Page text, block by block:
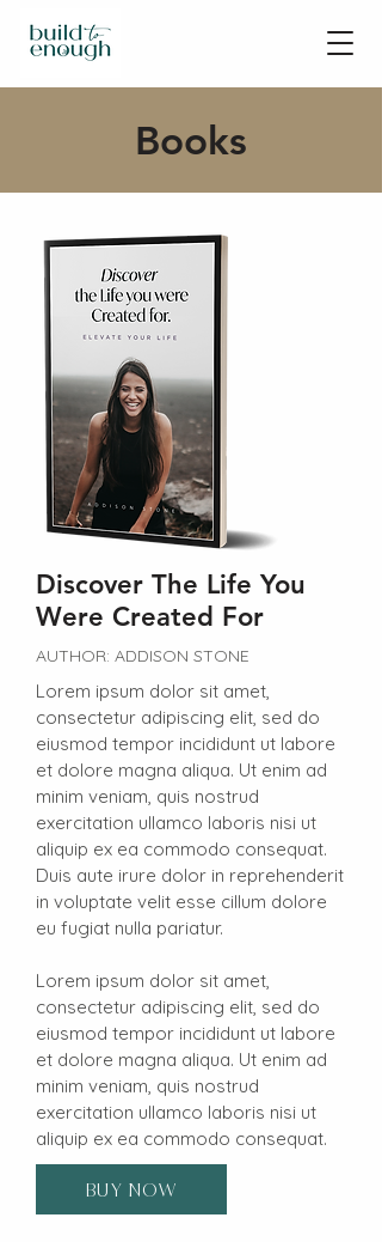
Books
Discover The Life You
Were Created For
AUTHOR: ADDISON STONE
Lorem ipsum dolor sit amet,
consectetur adipiscing elit, sed do
eiusmod tempor incididunt ut labore
et dolore magna aliqua. Ut enim ad
minim veniam, quis nostrud
exercitation ullamco laboris nisi ut
aliquip ex ea commodo consequat.
Duis aute irure dolor in reprehenderit
in voluptate velit esse cillum dolore
eu fugiat nulla pariatur.
Lorem ipsum dolor sit amet,
consectetur adipiscing elit, sed do
eiusmod tempor incididunt ut labore
et dolore magna aliqua. Ut enim ad
minim veniam, quis nostrud
exercitation ullamco laboris nisi ut
aliquip ex ea commodo consequat.
BUY NOW